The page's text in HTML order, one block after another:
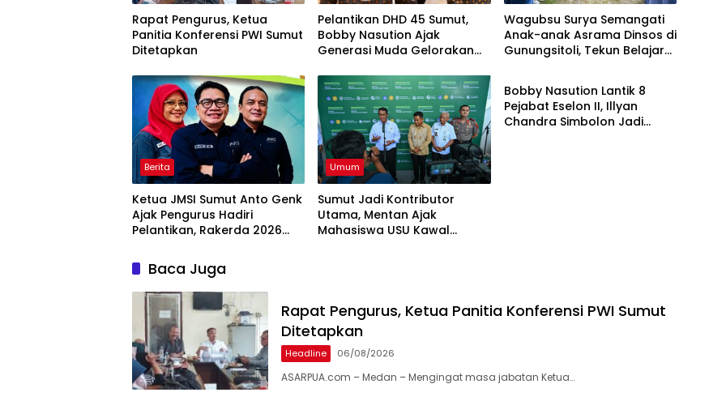
Rapat Pengurus, Ketua
Panitia Konferensi PWI Sumut
Ditetapkan
Pelantikan DHD 45 Sumut,
Bobby Nasution Ajak
Generasi Muda Gelorakan
Wagubsu Surya Semangati
Anak-anak Asrama Dinsos di
Gunungsitoli, Tekun Belajar
Berita
Ketua JMSI Sumut Anto Genk
Ajak Pengurus Hadiri
Pelantikan, Rakerda 2026
Umum
Sumut Jadi Kontributor
Utama, Mentan Ajak
Mahasiswa USU Kawal
Headline
Bobby Nasution Lantik 8
Pejabat Eselon II, Illyan
Chandra Simbolon Jadi
Baca Juga
Rapat Pengurus, Ketua Panitia Konferensi PWI Sumut
Ditetapkan
Headline 06/08/2026
ASARPUA.com – Medan – Mengingat masa jabatan Ketua…